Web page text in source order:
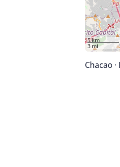
5 km
3 mi
Chacao ·